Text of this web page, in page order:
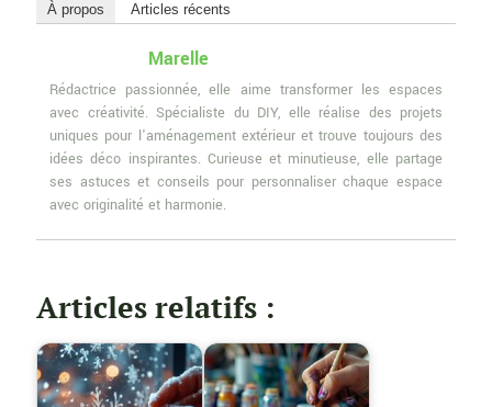
À propos Articles récents
Marelle
Rédactrice passionnée, elle aime transformer les espaces
avec créativité. Spécialiste du DIY, elle réalise des projets
uniques pour l'aménagement extérieur et trouve toujours des
idées déco inspirantes. Curieuse et minutieuse, elle partage
ses astuces et conseils pour personnaliser chaque espace
avec originalité et harmonie.
Articles relatifs :